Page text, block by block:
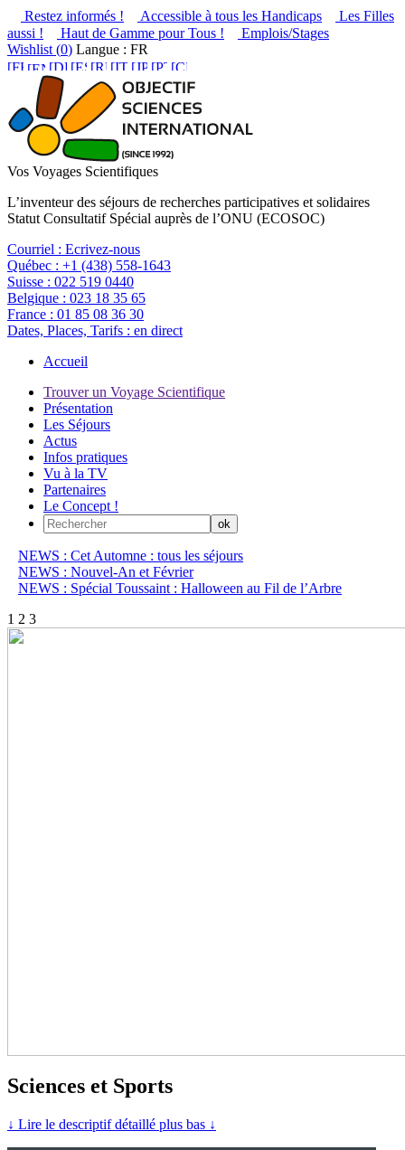
Restez informés ! Accessible à tous les Handicaps
Les Filles
aussi !
Haut de Gamme pour Tous !
Emplois/Stages
Wishlist (0) Langue : FR
Vos Voyages Scientifiques
L’inventeur des séjours de recherches participatives et solidaires
Statut Consultatif Spécial auprès de l’ONU (ECOSOC)
Courriel : Ecrivez-nous
Québec : +1 (438) 558-1643
Suisse : 022 519 0440
Belgique : 023 18 35 65
France : 01 85 08 36 30
Dates, Places, Tarifs : en direct
Accueil
Trouver un Voyage Scientifique
Présentation
Les Séjours
Actus
Infos pratiques
Vu à la TV
Partenaires
Le Concept !
NEWS : Cet Automne : tous les séjours
NEWS : Nouvel-An et Février
NEWS : Spécial Toussaint : Halloween au Fil de l’Arbre
1 2 3
Sciences et Sports
↓ Lire le descriptif détaillé plus bas ↓